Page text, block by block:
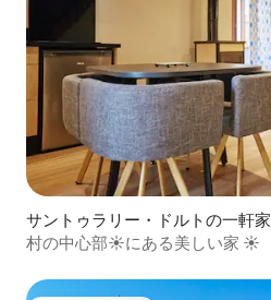
サントゥラリー・ドルトの一軒家
村の中心部☀️にある美しい家 ☀️